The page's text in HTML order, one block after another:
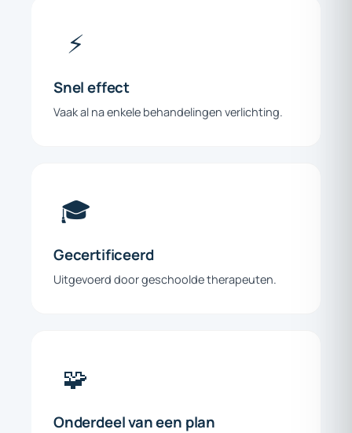
⚡
Sneleffect
Vaak al na enkele behandelingen verlichting.
🎓
Gecertificeerd
Uitgevoerd door geschoolde therapeuten.
🧩
Onderdeelvaneen plan